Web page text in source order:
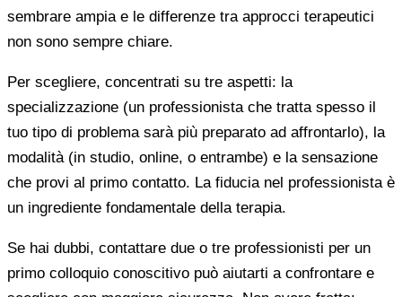
sembrare ampia e le differenze tra approcci terapeutici
non sono sempre chiare.
Per scegliere, concentrati su tre aspetti: la
specializzazione (un professionista che tratta spesso il
tuo tipo di problema sarà più preparato ad affrontarlo), la
modalità (in studio, online, o entrambe) e la sensazione
che provi al primo contatto. La fiducia nel professionista è
un ingrediente fondamentale della terapia.
Se hai dubbi, contattare due o tre professionisti per un
primo colloquio conoscitivo può aiutarti a confrontare e